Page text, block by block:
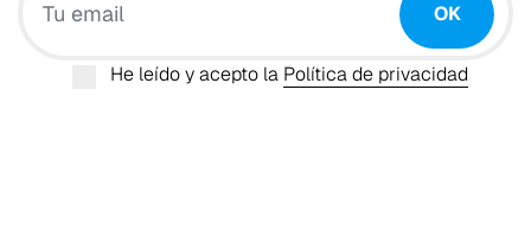
OK
He leído y acepto la Política de privacidad